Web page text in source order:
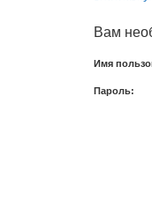
Вам
Имя
Пароль: